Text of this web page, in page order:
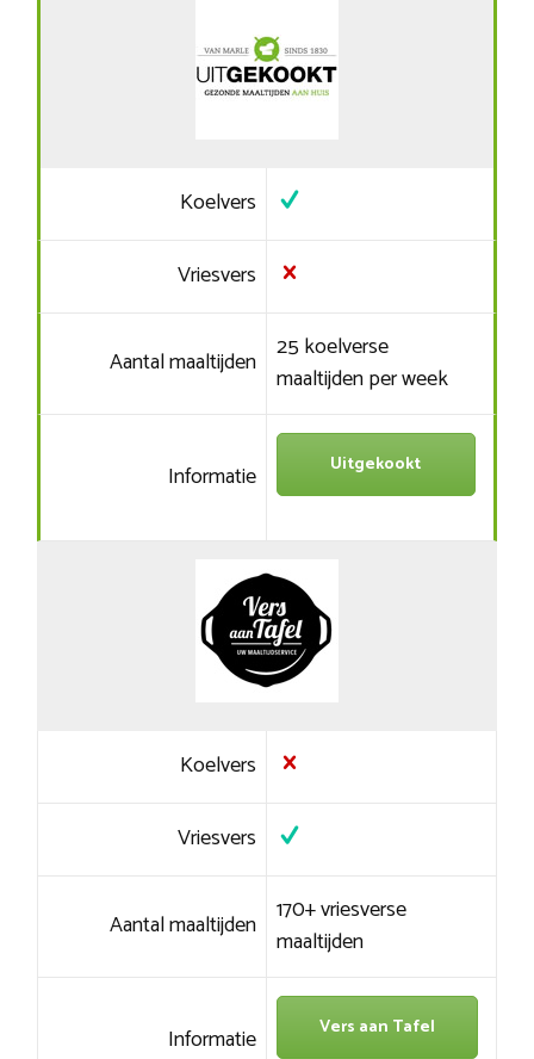
Koelvers
Vriesvers
Aantal maaltijden 25 koelverse
maaltijden per week
Informatie Uitgekookt
Koelvers
Vriesvers
Aantal maaltijden 170+ vriesverse
maaltijden
Informatie Vers aan Tafel